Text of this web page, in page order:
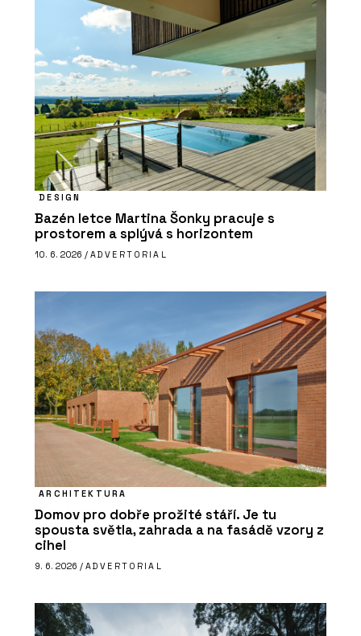
DESIGN
Bazén letce Martina Šonky pracuje s
prostorem a splývá s horizontem
10. 6. 2026 / ADVERTORIAL
ARCHITEKTURA
Domov pro dobře prožité stáří. Je tu
spousta světla, zahrada a na fasádě vzory z
cihel
9. 6. 2026 / ADVERTORIAL